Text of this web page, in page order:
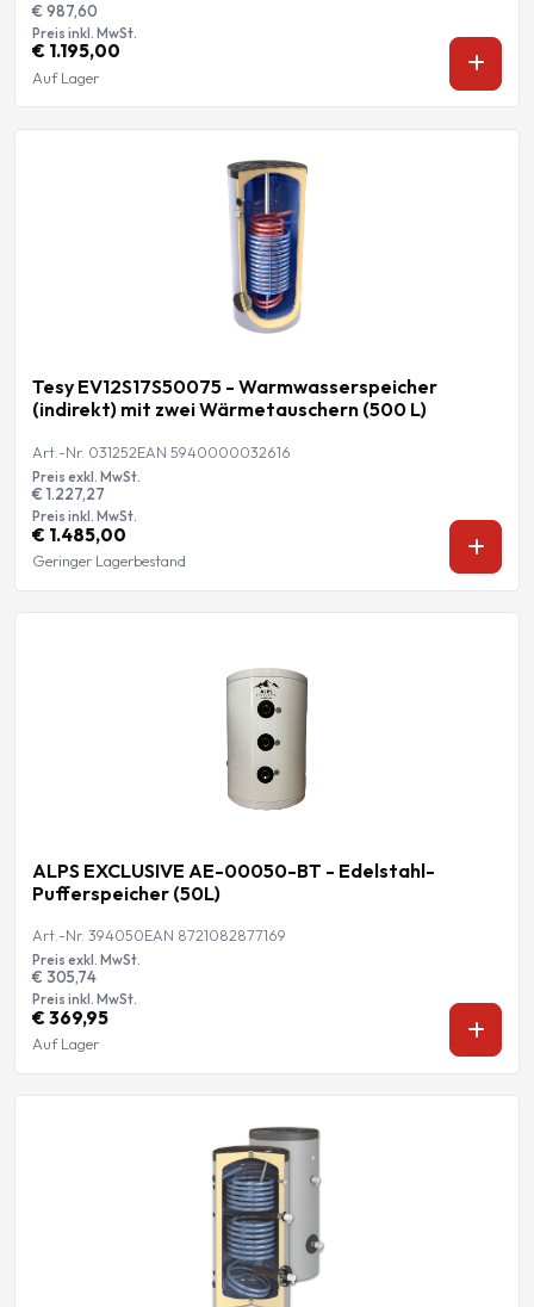
€ 987,60
Preis inkl. MwSt.
€ 1.195,00
Auf Lager
Tesy EV12S17S50075 - Warmwasserspeicher
(indirekt) mit zwei Wärmetauschern (500 L)
Art.-Nr. 031252EAN 5940000032616
Preis exkl. MwSt.
€ 1.227,27
Preis inkl. MwSt.
€ 1.485,00
Geringer Lagerbestand
ALPS EXCLUSIVE AE-00050-BT - Edelstahl-
Pufferspeicher (50L)
Art.-Nr. 394050EAN 8721082877169
Preis exkl. MwSt.
€ 305,74
Preis inkl. MwSt.
€ 369,95
Auf Lager